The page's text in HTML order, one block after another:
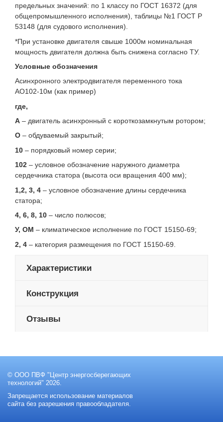
предельных значений: по 1 классу по ГОСТ 16372 (для
общепромышленного исполнения), таблицы №1 ГОСТ Р
53148 (для судового исполнения).
*При установке двигателя свыше 1000м номинальная
мощность двигателя должна быть снижена согласно ТУ.
Условные обозначения
Асинхронного электродвигателя переменного тока
АО102-10м (как пример)
где,
А – двигатель асинхронный с короткозамкнутым ротором;
О – обдуваемый закрытый;
10 – порядковый номер серии;
102 – условное обозначение наружного диаметра
сердечника статора (высота оси вращения 400 мм);
1,2, 3, 4 – условное обозначение длины сердечника
статора;
4, 6, 8, 10 – число полюсов;
У, ОМ – климатическое исполнение по ГОСТ 15150-69;
2, 4 – категория размещения по ГОСТ 15150-69.
Характеристики
Конструкция
Отзывы
© ООО ПВФ "Центр энергосберегающих
технологий" 2026.
Запрещается использование материалов
сайта без разрешения правообладателя.